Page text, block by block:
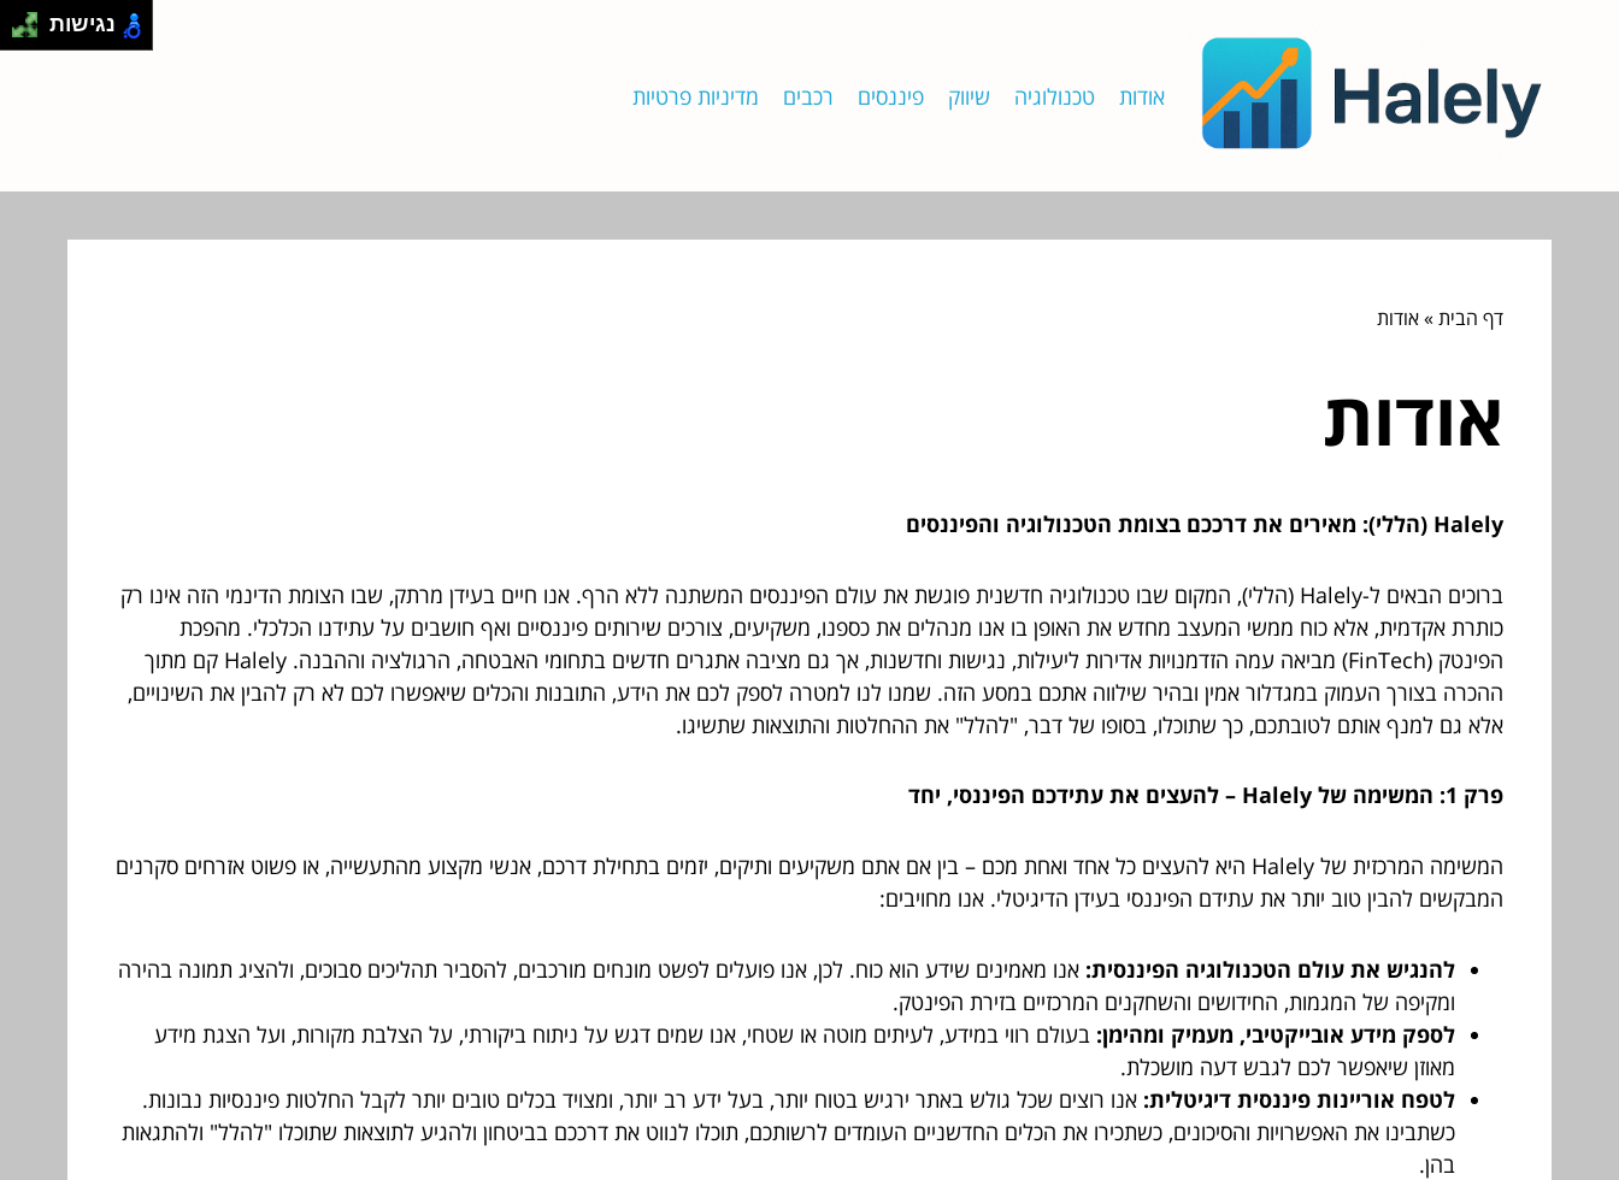
אודות טכנולוגיה שיווק פיננסים רכבים מדיניות פרטיות
דף הבית»אודות
אודות
Halely (הללי): מאירים את דרככם בצומת הטכנולוגיה והפיננסים
ברוכים הבאים ל-Halely (הללי), המקום שבו טכנולוגיה חדשנית פוגשת את עולם הפיננסים המשתנה ללא הרף. אנו חיים בעידן מרתק, שבו הצומת הדינמי הזה אינו רק
כותרת אקדמית, אלא כוח ממשי המעצב מחדש את האופן בו אנו מנהלים את כספנו, משקיעים, צורכים שירותים פיננסיים ואף חושבים על עתידנו הכלכלי. מהפכת
הפינטק (FinTech) מביאה עמה הזדמנויות אדירות ליעילות, נגישות וחדשנות, אך גם מציבה אתגרים חדשים בתחומי האבטחה, הרגולציה וההבנה. Halely קם מתוך
ההכרה בצורך העמוק במגדלור אמין ובהיר שילווה אתכם במסע הזה. שמנו לנו למטרה לספק לכם את הידע, התובנות והכלים שיאפשרו לכם לא רק להבין את השינויים,
אלא גם למנף אותם לטובתכם, כך שתוכלו, בסופו של דבר, "להלל" את ההחלטות והתוצאות שתשיגו.
פרק 1: המשימה של Halely – להעצים את עתידכם הפיננסי, יחד
המשימה המרכזית של Halely היא להעצים כל אחד ואחת מכם – בין אם אתם משקיעים ותיקים, יזמים בתחילת דרכם, אנשי מקצוע מהתעשייה, או פשוט אזרחים סקרנים
המבקשים להבין טוב יותר את עתידם הפיננסי בעידן הדיגיטלי. אנו מחויבים:
להנגיש את עולם הטכנולוגיה הפיננסית: אנו מאמינים שידע הוא כוח. לכן, אנו פועלים לפשט מונחים מורכבים, להסביר תהליכים סבוכים, ולהציג תמונה בהירה
ומקיפה של המגמות, החידושים והשחקנים המרכזיים בזירת הפינטק.
לספק מידע אובייקטיבי, מעמיק ומהימן: בעולם רווי במידע, לעיתים מוטה או שטחי, אנו שמים דגש על ניתוח ביקורתי, על הצלבת מקורות, ועל הצגת מידע
מאוזן שיאפשר לכם לגבש דעה מושכלת.
לטפח אוריינות פיננסית דיגיטלית: אנו רוצים שכל גולש באתר ירגיש בטוח יותר, בעל ידע רב יותר, ומצויד בכלים טובים יותר לקבל החלטות פיננסיות נבונות.
כשתבינו את האפשרויות והסיכונים, כשתכירו את הכלים החדשניים העומדים לרשותכם, תוכלו לנווט את דרככם בביטחון ולהגיע לתוצאות שתוכלו "להלל" ולהתגאות
בהן.
נגישות